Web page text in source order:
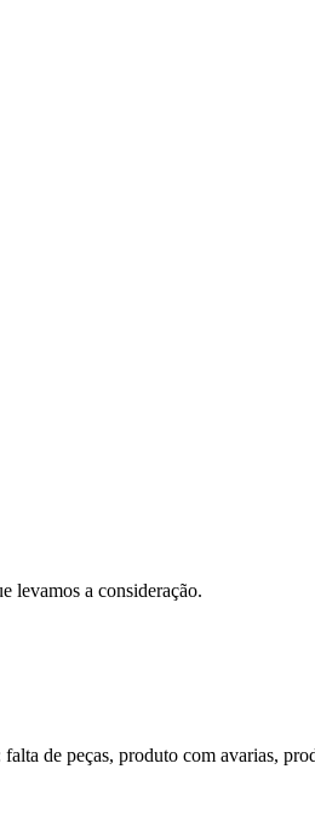
levamos a consideração.
de peças, produto com avarias,